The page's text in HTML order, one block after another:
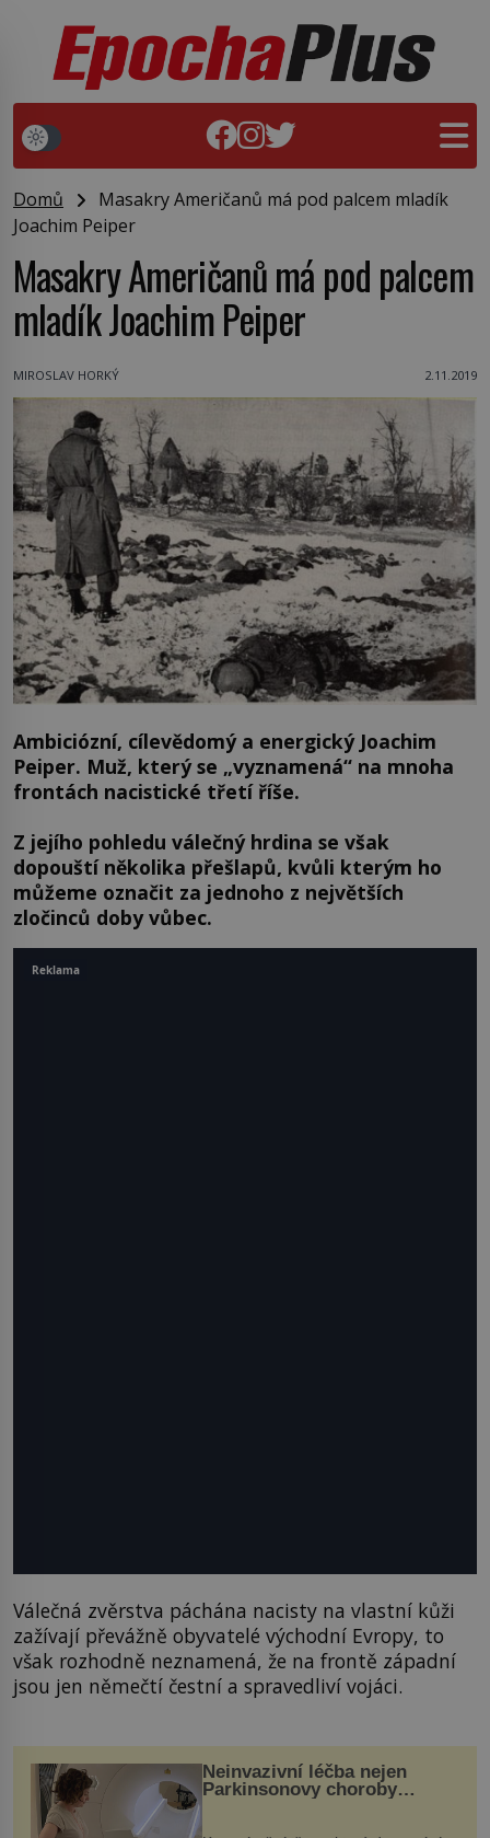
Domů
Masakry Američanů má pod palcem mladík
Joachim Peiper
Masakry Američanů má pod palcem
mladík Joachim Peiper
MIROSLAV HORKÝ 2.11.2019
Ambiciózní, cílevědomý a energický Joachim
Peiper. Muž, který se „vyznamená“ na mnoha
frontách nacistické třetí říše.
Z jejího pohledu válečný hrdina se však
dopouští několika přešlapů, kvůli kterým ho
můžeme označit za jednoho z největších
zločinců doby vůbec.
Válečná zvěrstva páchána nacisty na vlastní kůži
zažívají převážně obyvatelé východní Evropy, to
však rozhodně neznamená, že na frontě západní
jsou jen němečtí čestní a spravedliví vojáci.
Neinvazivní léčba nejen
Parkinsonovy choroby
Reklama